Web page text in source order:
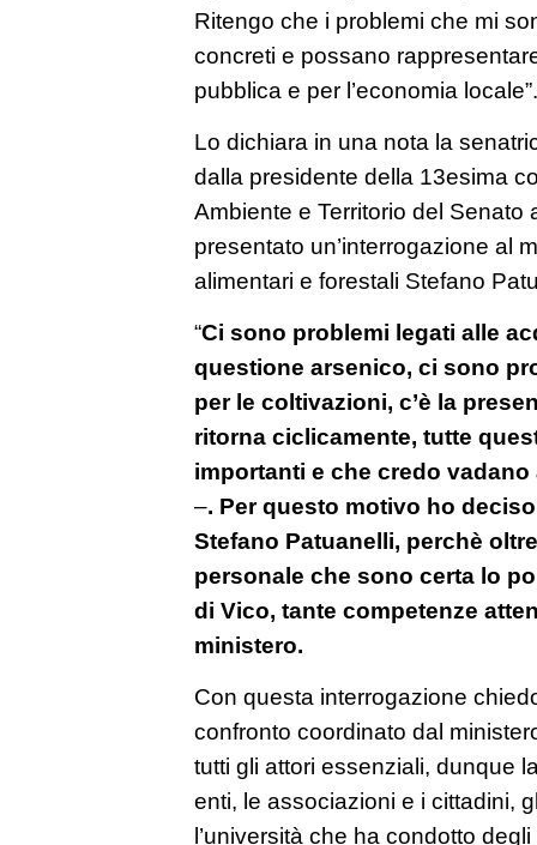
Ritengo che i problemi che mi
concreti e possano
pubblica e per l’economia locale”.
Lo dichiara in una nota la
dalla presidente della 13esima
Ambiente e Territorio del Senato
presentato un’interrogazione al
alimentari e forestali Stefano
“Ci sono problemi legati alle
questione arsenico, ci sono
per le coltivazioni, c’è la
ritorna ciclicamente, tutte
importanti e che credo vadano
–. Per questo motivo ho
Stefano Patuanelli, perchè
personale che sono certa lo
di Vico, tante competenze
ministero.
Con questa interrogazione
confronto coordinato dal
tutti gli attori essenziali, dunque
enti, le associazioni e i cittadini,
l’università che ha condotto